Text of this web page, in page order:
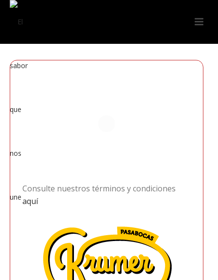
Consulte nuestros términos y condiciones
aquí